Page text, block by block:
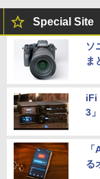
Special Site
ソ
ま
iFi
3
る